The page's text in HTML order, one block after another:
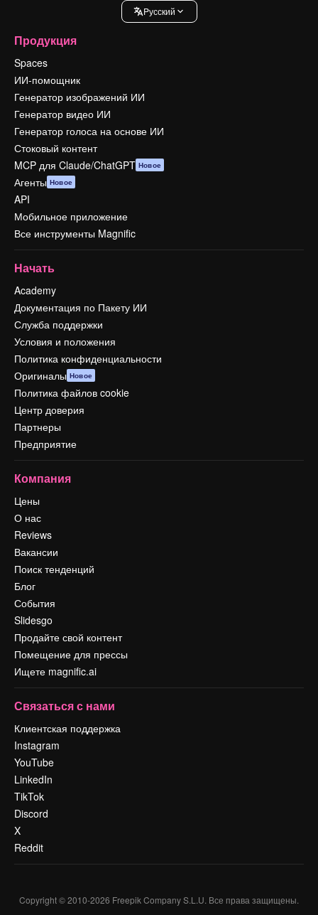
Pусский
Продукция
Spaces
ИИ-помощник
Генератор изображений ИИ
Генератор видео ИИ
Генератор голоса на основе ИИ
Стоковый контент
MCP для Claude/ChatGPT Новое
Агенты Новое
API
Мобильное приложение
Все инструменты Magnific
Начать
Academy
Документация по Пакету ИИ
Служба поддержки
Условия и положения
Политика конфиденциальности
Оригиналы Новое
Политика файлов cookie
Центр доверия
Партнеры
Предприятие
Компания
Цены
О нас
Reviews
Вакансии
Поиск тенденций
Блог
События
Slidesgo
Продайте свой контент
Помещение для прессы
Ищете magnific.ai
Связаться с нами
Клиентская поддержка
Instagram
YouTube
LinkedIn
TikTok
Discord
X
Reddit
Copyright © 2010-2026 Freepik Company S.L.U. Все права защищены.